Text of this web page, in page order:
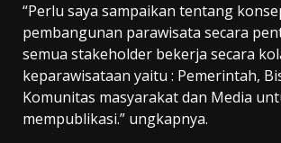
“Perlu saya sampaikan tentang
pembangunan parawisata secara
semua stakeholder bekerja secara
keparawisataan yaitu : Pemerintah,
Komunitas masyarakat dan Media
mempublikasi.” ungkapnya.